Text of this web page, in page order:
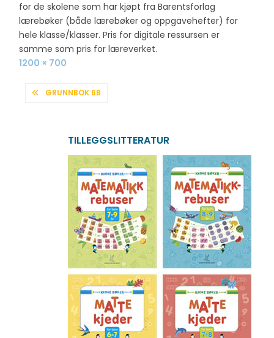
for de skolene som har kjøpt fra Barentsforlag
lærebøker (både lærebøker og oppgavehefter) for
hele klasse/klasser. Pris for digitale ressursen er
samme som pris for læreverket.
Full
1200 × 700
INNLEGGSNAVIGASJON
GRUNNBOK 6B
TILLEGGSLITTERATUR